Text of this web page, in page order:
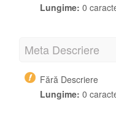
Lungime: 0
Meta Descriere
Fără Descriere
Lungime: 0